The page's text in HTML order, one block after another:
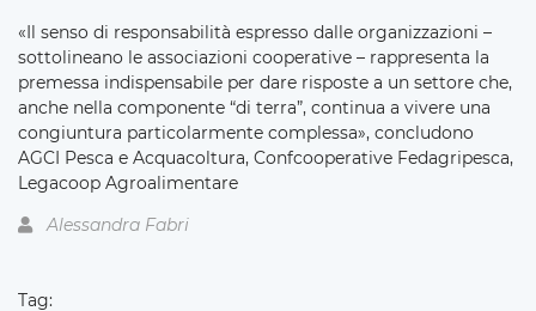
«Il senso di responsabilità espresso dalle organizzazioni –
sottolineano le associazioni cooperative – rappresenta la
premessa indispensabile per dare risposte a un settore che,
anche nella componente “di terra”, continua a vivere una
congiuntura particolarmente complessa», concludono
AGCI Pesca e Acquacoltura, Confcooperative Fedagripesca,
Legacoop Agroalimentare
Alessandra Fabri
Tag: